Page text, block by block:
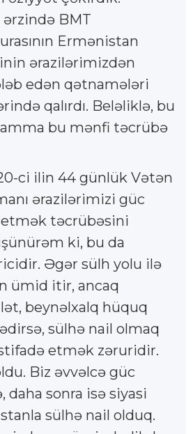
BMT
Ermənistan
ərazilərimizdən
edən qətnamələri
qalırdı. Beləliklə, bu
bu mənfi təcrübə
ci ilin 44 günlük Vətən
ərazilərimizi güc
etmək təcrübəsini
ki, bu da
Əgər sülh yolu ilə
ümid itir, ancaq
beynəlxalq hüquq
sülhə nail olmaq
etmək zəruridir.
Biz əvvəlcə güc
sonra isə siyasi
sülhə nail olduq.